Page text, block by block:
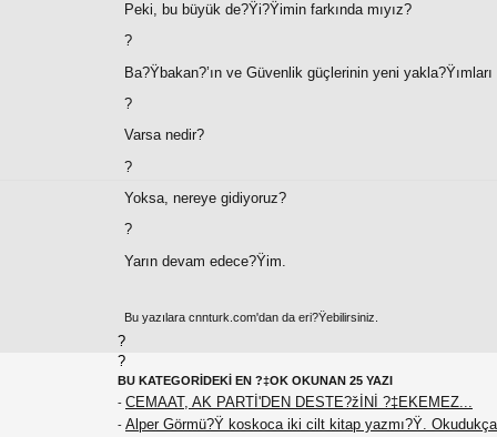
Peki, bu büyük de?Ÿi?Ÿimin farkında mıyız?
?
Ba?Ÿbakan?’ın ve Güvenlik güçlerinin yeni yakla?Ÿımları
?
Varsa nedir?
?
Yoksa, nereye gidiyoruz?
?
Yarın devam edece?Ÿim.
Bu yazılara cnnturk.com'dan da eri?Ÿebilirsiniz.
?
?
BU KATEGORİDEKİ EN ?‡OK OKUNAN 25 YAZI
- CEMAAT, AK PARTİ'DEN DESTE?žİNİ ?‡EKEMEZ...
- Alper Görmü?Ÿ koskoca iki cilt kitap yazmı?Ÿ.